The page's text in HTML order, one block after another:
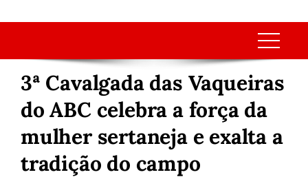
3ª Cavalgada das Vaqueiras
do ABC celebra a força da
mulher sertaneja e exalta a
tradição do campo